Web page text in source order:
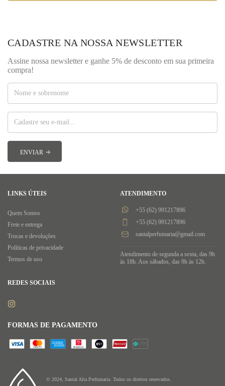
CADASTRE NA NOSSA NEWSLETTER
Assine nossa newsletter e ganhe 5% de desconto em sua primeira
compra!
© 2024, Santal Alta Perfumaria. Todos os direitos reservados.
LINKS ÚTEIS
Quem Somos
Frete e entrega
Trocas e devoluções
Políticas de privacidade
Termos de uso
ATENDIMENTO
+55 (62) 991217896
+55 (62) 991217896
santalperfumaria@gmail.com
Atendimento de segunda a sexta, das 9h
às 18h. Aos sábados, das 9h às 12h.
REDES SOCIAIS
FORMAS DE PAGAMENTO